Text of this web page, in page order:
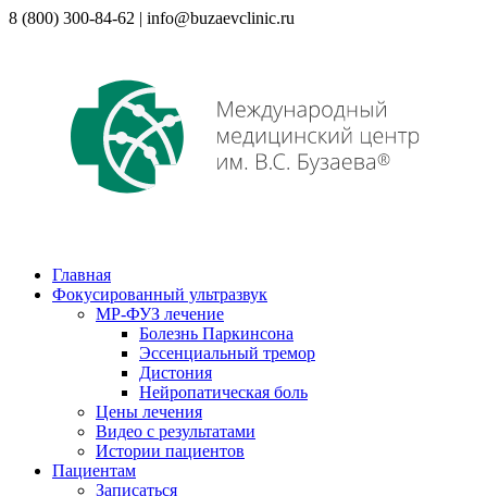
8 (800) 300-84-62 | info@buzaevclinic.ru
Главная
Фокусированный ультразвук
МР-ФУЗ лечение
Болезнь Паркинсона
Эссенциальный тремор
Дистония
Нейропатическая боль
Цены лечения
Видео с результатами
Истории пациентов
Пациентам
Записаться